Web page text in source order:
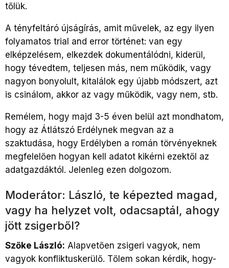
tőlük.
A tényfeltáró újságírás, amit művelek, az egy ilyen
folyamatos trial and error történet: van egy
elképzelésem, elkezdek dokumentálódni, kiderül,
hogy tévedtem, teljesen más, nem működik, vagy
nagyon bonyolult, kitalálok egy újabb módszert, azt
is csinálom, akkor az vagy működik, vagy nem, stb.
Remélem, hogy majd 3-5 éven belül azt mondhatom,
hogy az Átlátszó Erdélynek megvan az a
szaktudása, hogy Erdélyben a román törvényeknek
megfelelően hogyan kell adatot kikérni ezektől az
adatgazdáktól. Jelenleg ezen dolgozom.
Moderátor: László, te képezted magad,
vagy ha helyzet volt, odacsaptál, ahogy
jött zsigerből?
Szőke László: Alapvetően zsigeri vagyok, nem
vagyok konfliktuskerülő. Tőlem sokan kérdik, hogy-